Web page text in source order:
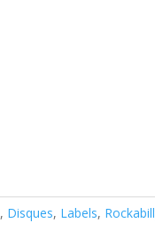
, Disques, Labels,